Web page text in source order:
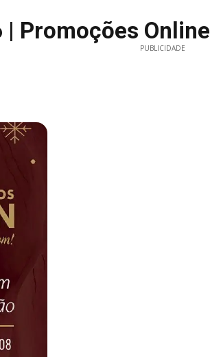
Promoções Online
PUBLICIDADE